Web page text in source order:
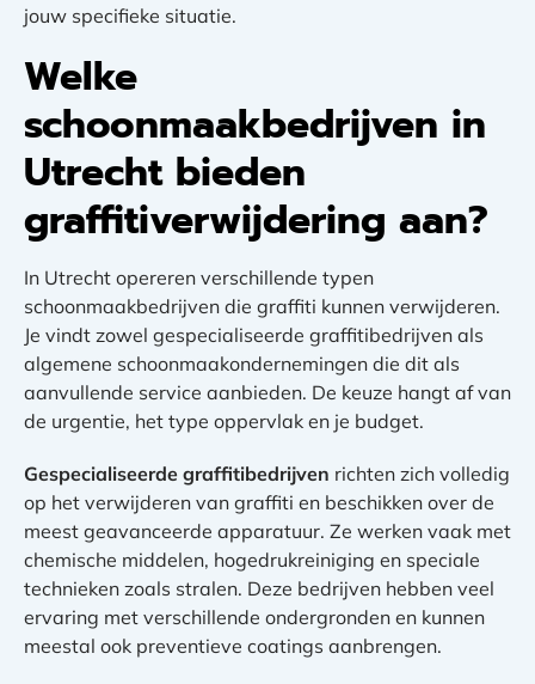
jouw specifieke situatie.
Welke
schoonmaakbedrijven in
Utrecht bieden
graffitiverwijdering aan?
In Utrecht opereren verschillende typen
schoonmaakbedrijven die graffiti kunnen verwijderen.
Je vindt zowel gespecialiseerde graffitibedrijven als
algemene schoonmaakondernemingen die dit als
aanvullende service aanbieden. De keuze hangt af van
de urgentie, het type oppervlak en je budget.
Gespecialiseerde graffitibedrijven richten zich volledig
op het verwijderen van graffiti en beschikken over de
meest geavanceerde apparatuur. Ze werken vaak met
chemische middelen, hogedrukreiniging en speciale
technieken zoals stralen. Deze bedrijven hebben veel
ervaring met verschillende ondergronden en kunnen
meestal ook preventieve coatings aanbrengen.